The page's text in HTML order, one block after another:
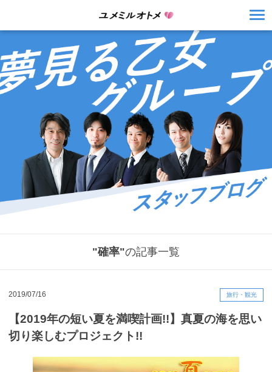
"確率"の記事一覧
2019/07/16 旅行・観光
【2019年の短い夏を満喫計画!!】真夏の海を思い
切り楽しむプロジェクト!!